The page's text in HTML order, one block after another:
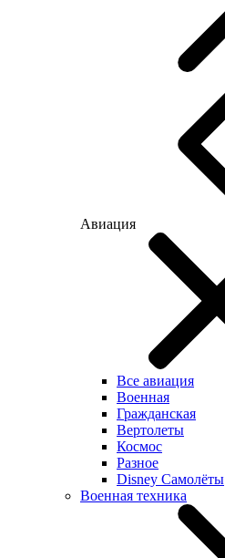
Авиация
Все авиация
Военная
Гражданская
Вертолеты
Космос
Разное
Disney Самолёты
Военная техника